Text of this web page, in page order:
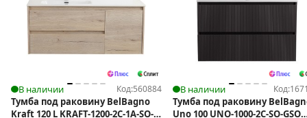
В наличии Код:560884
Тумба под раковину BelBagno
Kraft 120 L KRAFT-1200-2C-1A-SO-
В наличии Код:
Тумба под раковину
Uno 100 UNO-1000-2C-SO-GSO